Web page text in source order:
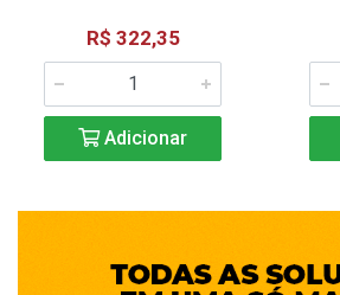
R$ 322,35
Adicionar